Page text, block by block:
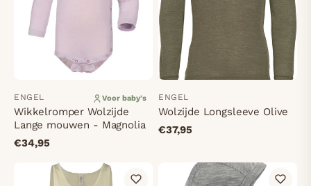
ENGEL Voor baby's
Wikkelromper Wolzijde
Lange mouwen - Magnolia
€34,95
ENGEL
Wolzijde Longsleeve Olive
€37,95